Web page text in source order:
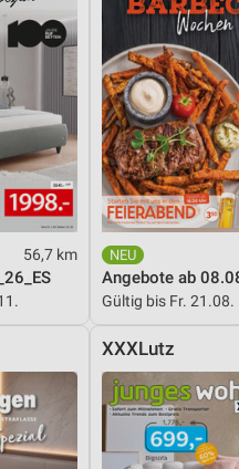
56,7 km
Angebote ab
Gültig bis Fr. 21.08.
XXXLutz